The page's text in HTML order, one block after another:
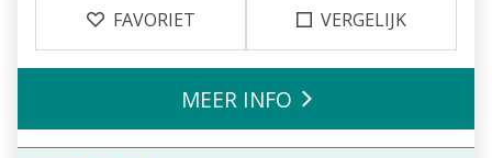
FAVORIET VERGELIJK
MEER INFO